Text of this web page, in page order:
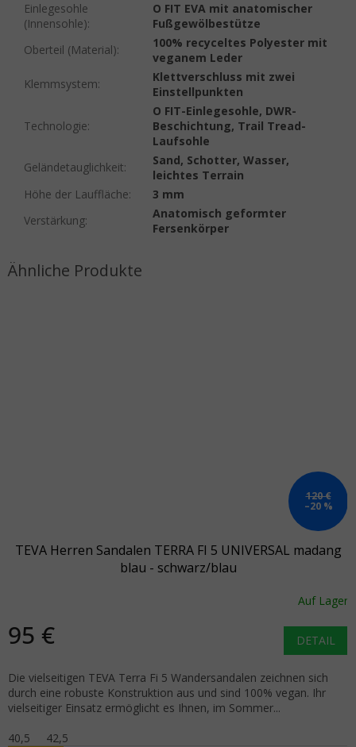
Einlegesohle
(Innensohle):
O FIT EVA mit anatomischer
Fußgewölbestütze
Oberteil (Material):
100% recyceltes Polyester mit
veganem Leder
Klemmsystem:
Klettverschluss mit zwei
Einstellpunkten
Technologie:
O FIT-Einlegesohle, DWR-
Beschichtung, Trail Tread-
Laufsohle
Geländetauglichkeit:
Sand, Schotter, Wasser,
leichtes Terrain
Höhe der Lauffläche:
3 mm
Verstärkung:
Anatomisch geformter
Fersenkörper
120 €
–20 %
TEVA Herren Sandalen TERRA FI 5 UNIVERSAL madang
blau - schwarz/blau
Auf Lager
95 € DETAIL
Die vielseitigen TEVA Terra Fi 5 Wandersandalen zeichnen sich
durch eine robuste Konstruktion aus und sind 100% vegan. Ihr
vielseitiger Einsatz ermöglicht es Ihnen, im Sommer...
40,5
42,5